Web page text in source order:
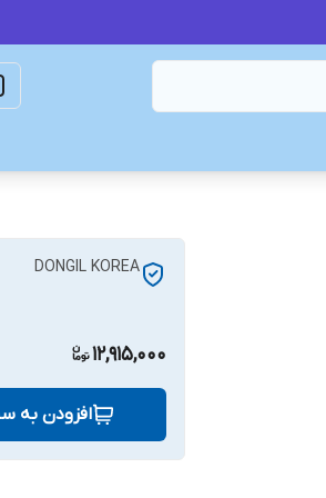
DONGIL KOREA
12,915,000
افزودن به